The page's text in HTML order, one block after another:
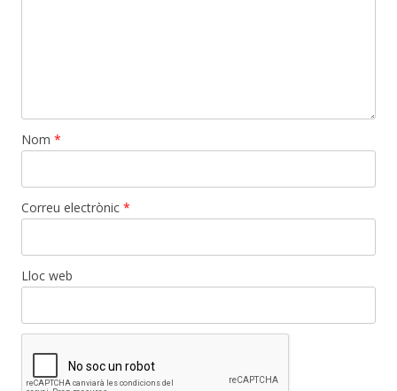
Nom *
Correu electrònic *
Lloc web